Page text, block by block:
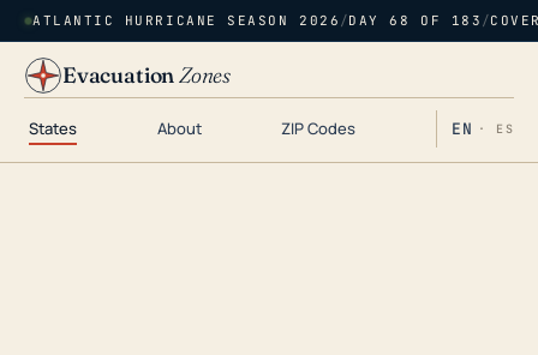
ATLANTIC HURRICANE SEASON 2026 /DAY 68 OF 183 /
EvacuationZones
States About ZIP Codes EN · ES